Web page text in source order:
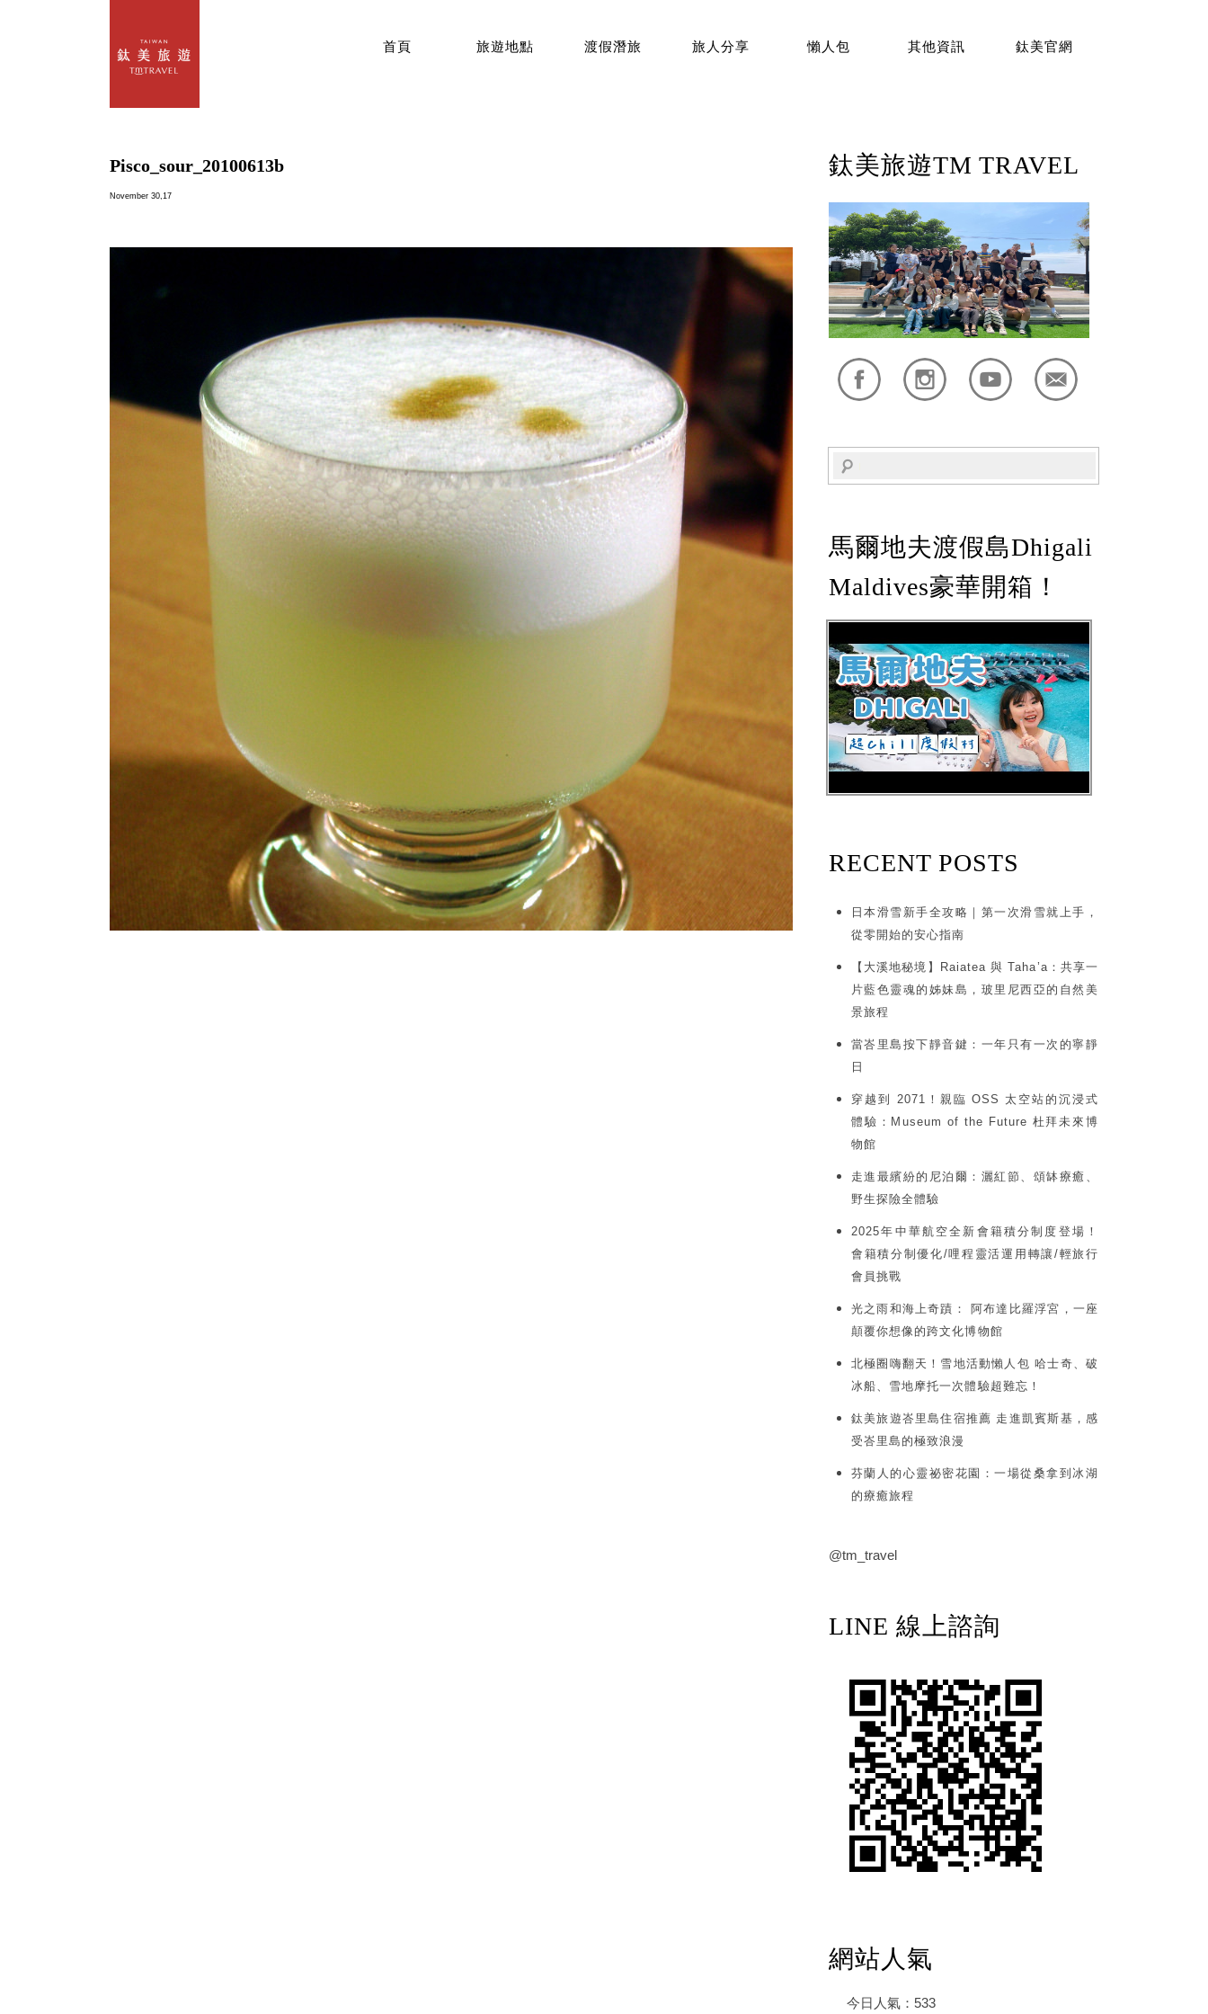
首頁 旅遊地點 渡假潛旅 旅人分享 懶人包 其他資訊 鈦美官網
Pisco_sour_20100613b
November 30,17
鈦美旅遊TM TRAVEL
馬爾地夫渡假島Dhigali
Maldives豪華開箱！
RECENT POSTS
日本滑雪新手全攻略｜第一次滑雪就上手，
從零開始的安心指南
【大溪地秘境】Raiatea 與 Taha’a：共享一
片藍色靈魂的姊妹島，玻里尼西亞的自然美
景旅程
當峇里島按下靜音鍵：一年只有一次的寧靜
日
穿越到 2071！親臨 OSS 太空站的沉浸式
體驗：Museum of the Future 杜拜未來博
物館
走進最繽紛的尼泊爾：灑紅節、頌缽療癒、
野生探險全體驗
2025年中華航空全新會籍積分制度登場！
會籍積分制優化/哩程靈活運用轉讓/輕旅行
會員挑戰
光之雨和海上奇蹟： 阿布達比羅浮宮，一座
顛覆你想像的跨文化博物館
北極圈嗨翻天！雪地活動懶人包 哈士奇、破
冰船、雪地摩托一次體驗超難忘！
鈦美旅遊峇里島住宿推薦 走進凱賓斯基，感
受峇里島的極致浪漫
芬蘭人的心靈祕密花園：一場從桑拿到冰湖
的療癒旅程
@tm_travel
LINE 線上諮詢
網站人氣
今日人氣： 533